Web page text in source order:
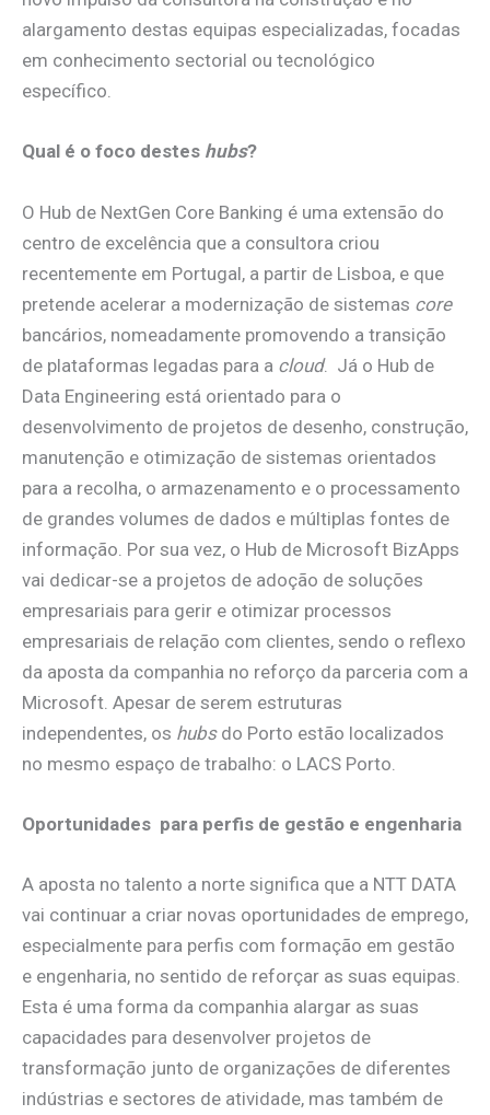
alargamento destas equipas especializadas, focadas
em conhecimento sectorial ou tecnológico
específico.
Qual é o foco destes hubs?
O Hub de NextGen Core Banking é uma extensão do
centro de excelência que a consultora criou
recentemente em Portugal, a partir de Lisboa, e que
pretende acelerar a modernização de sistemas core
bancários, nomeadamente promovendo a transição
de plataformas legadas para a cloud. Já o Hub de
Data Engineering está orientado para o
desenvolvimento de projetos de desenho, construção,
manutenção e otimização de sistemas orientados
para a recolha, o armazenamento e o processamento
de grandes volumes de dados e múltiplas fontes de
informação. Por sua vez, o Hub de Microsoft BizApps
vai dedicar-se a projetos de adoção de soluções
empresariais para gerir e otimizar processos
empresariais de relação com clientes, sendo o reflexo
da aposta da companhia no reforço da parceria com a
Microsoft. Apesar de serem estruturas
independentes, os hubsdo Porto estão localizados
no mesmo espaço de trabalho: o LACS Porto.
Oportunidades para perfis de gestão e engenharia
A aposta no talento a norte significa que a NTT DATA
vai continuar a criar novas oportunidades de emprego,
especialmente para perfis com formação em gestão
e engenharia, no sentido de reforçar as suas equipas.
Esta é uma forma da companhia alargar as suas
capacidades para desenvolver projetos de
transformação junto de organizações de diferentes
indústrias e sectores de atividade, mas também de